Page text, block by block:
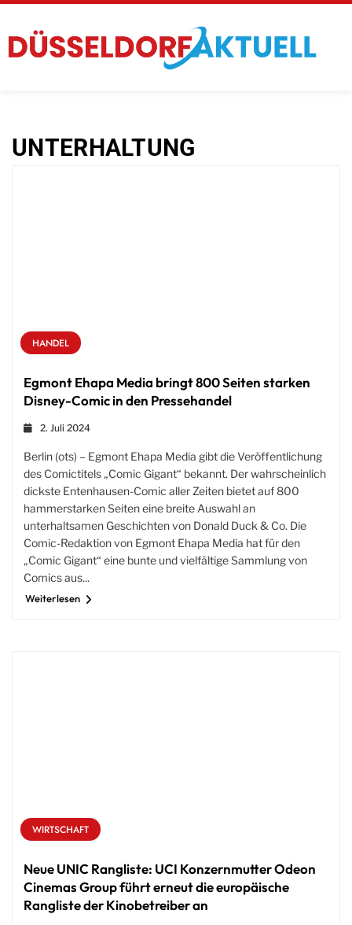
UNTERHALTUNG
HANDEL
Egmont Ehapa Media bringt 800 Seiten starken
Disney-Comic in den Pressehandel
2. Juli 2024
Berlin (ots) – Egmont Ehapa Media gibt die Veröffentlichung
des Comictitels „Comic Gigant“ bekannt. Der wahrscheinlich
dickste Entenhausen-Comic aller Zeiten bietet auf 800
hammerstarken Seiten eine breite Auswahl an
unterhaltsamen Geschichten von Donald Duck & Co. Die
Comic-Redaktion von Egmont Ehapa Media hat für den
„Comic Gigant“ eine bunte und vielfältige Sammlung von
Comics aus...
Weiterlesen
WIRTSCHAFT
Neue UNIC Rangliste: UCI Konzernmutter Odeon
Cinemas Group führt erneut die europäische
Rangliste der Kinobetreiber an